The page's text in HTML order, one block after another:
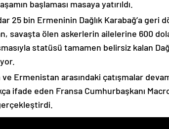
başlaması masaya yatırıldı.
25 bin Ermeninin Dağlık Karabağ’a geri
savaşta ölen askerlerin ailelerine 600
statüsü tamamen belirsiz kalan
Ermenistan arasındaki çatışmalar
ifade eden Fransa Cumhurbaşkanı